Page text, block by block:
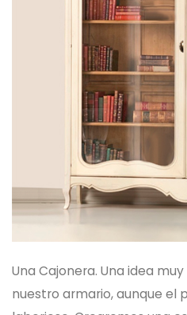
Una Cajonera. Una idea
nuestro armario, aunque el